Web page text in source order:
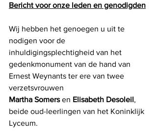
Bericht voor onze leden en genodigden
Wij hebben het genoegen u uit te
nodigen voor de
inhuldigingsplechtigheid van het
gedenkmonument van de hand van
Ernest Weynants ter ere van twee
verzetsvrouwen
Martha Somers en Elisabeth Desoleil,
beide oud-leerlingen van het Koninklijk
Lyceum.